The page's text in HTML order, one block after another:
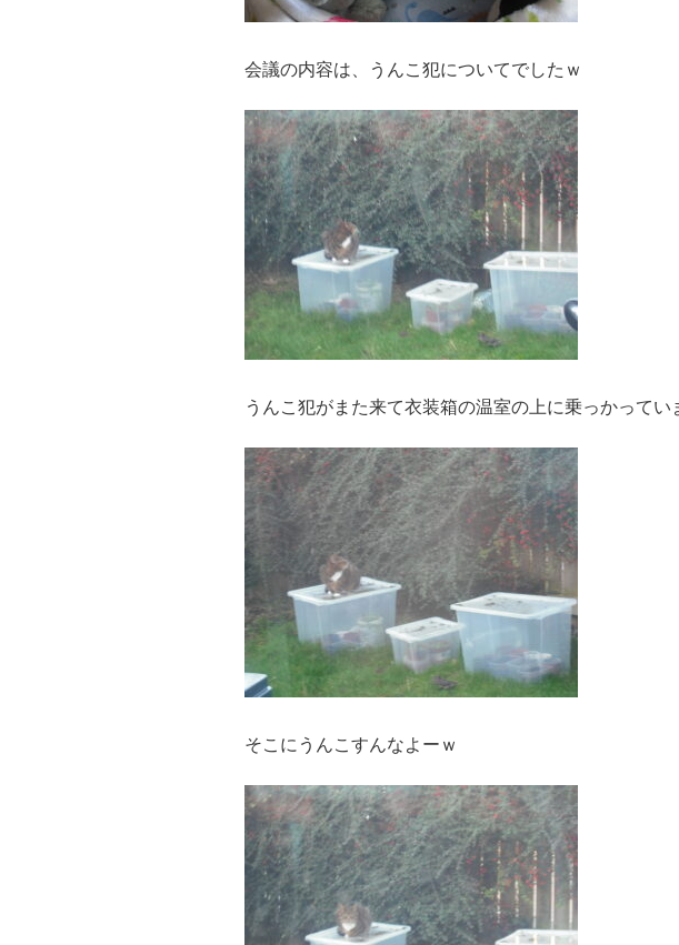
会議の内容は、うんこ犯についてでしたｗ
うんこ犯がまた来て衣装箱の温室の上に乗っかってい
そこにうんこすんなよーｗ